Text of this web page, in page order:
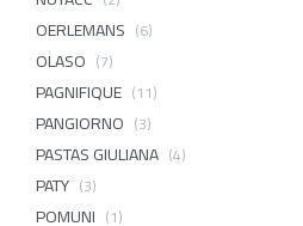
OERLEMANS (6)
OLASO (7)
PAGNIFIQUE (11)
PANGIORNO (3)
PASTAS GIULIANA (4)
PATY (3)
POMUNI (1)